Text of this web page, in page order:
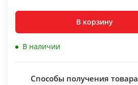
В корзину
В наличии
Способы получения товара